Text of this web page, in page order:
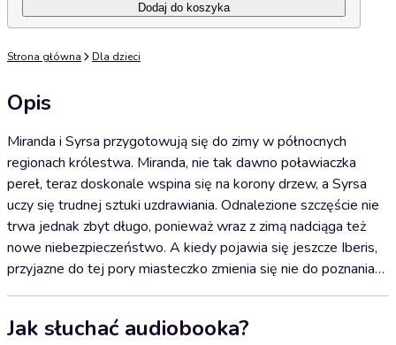
Dodaj do koszyka
Strona główna Dla dzieci
Opis
Miranda i Syrsa przygotowują się do zimy w północnych
regionach królestwa. Miranda, nie tak dawno poławiaczka
pereł, teraz doskonale wspina się na korony drzew, a Syrsa
uczy się trudnej sztuki uzdrawiania. Odnalezione szczęście nie
trwa jednak zbyt długo, ponieważ wraz z zimą nadciąga też
nowe niebezpieczeństwo. A kiedy pojawia się jeszcze Iberis,
przyjazne do tej pory miasteczko zmienia się nie do poznania…
Jak słuchać audiobooka?